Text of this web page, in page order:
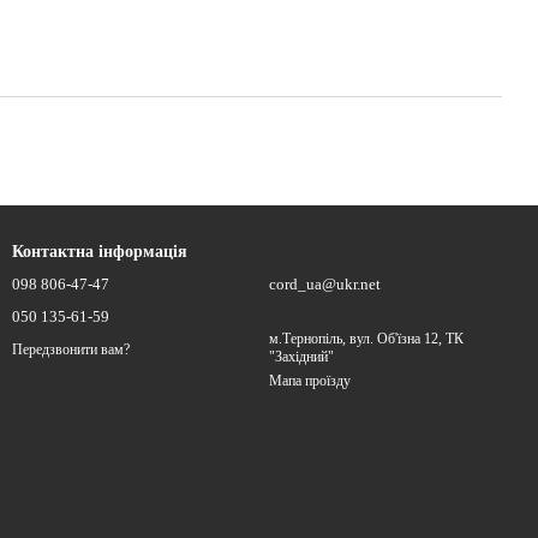
Контактна інформація
098 806-47-47
050 135-61-59
Передзвонити вам?
cord_ua@ukr.net
м.Тернопіль, вул. Об'їзна 12, ТК
"Західний"
Мапа проїзду